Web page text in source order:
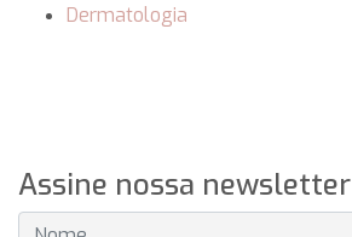
Dermatologia
Assine nossa newsletter